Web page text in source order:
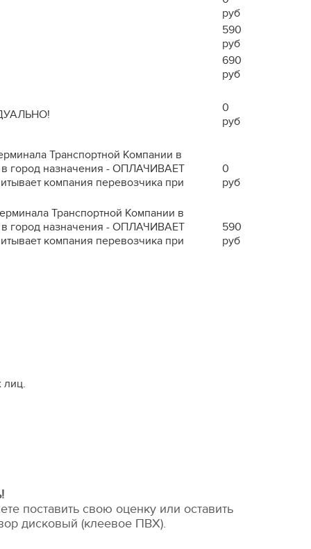
руб
590
руб
690
руб
0
руб
Транспортной Компании в
в город назначения - ОПЛАЧИВАЕТ
компания перевозчика при
0
руб
Транспортной Компании в
в город назначения - ОПЛАЧИВАЕТ
компания перевозчика при
590
руб
лиц.
поставить свою оценку или оставить
дисковый (клеевое ПВХ).